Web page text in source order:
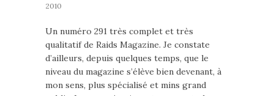
2010
Un numéro 291 très complet et très
qualitatif de Raids Magazine. Je constate
d’ailleurs, depuis quelques temps, que le
niveau du magazine s’élève bien devenant, à
mon sens, plus spécialisé et mins grand